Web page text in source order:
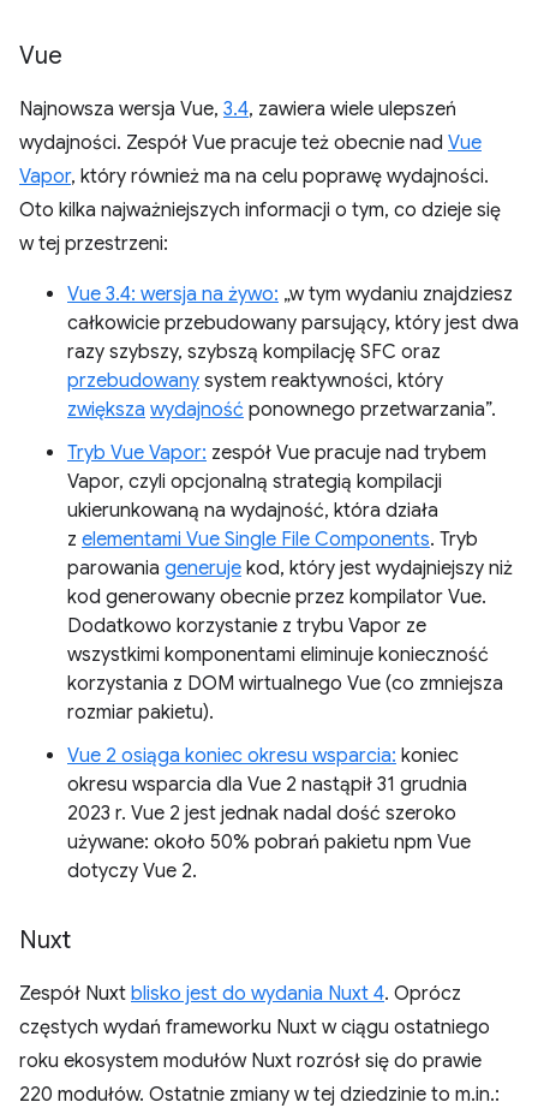
Vue
Najnowsza wersja Vue, 3.4, zawiera wiele ulepszeń
wydajności. Zespół Vue pracuje też obecnie nad Vue
Vapor, który również ma na celu poprawę wydajności.
Oto kilka najważniejszych informacji o tym, co dzieje się
w tej przestrzeni:
Vue 3.4: wersja na żywo: „w tym wydaniu znajdziesz
całkowicie przebudowany parsujący, który jest dwa
razy szybszy, szybszą kompilację SFC oraz
przebudowany system reaktywności, który
zwiększa wydajność ponownego przetwarzania”.
Tryb Vue Vapor: zespół Vue pracuje nad trybem
Vapor, czyli opcjonalną strategią kompilacji
ukierunkowaną na wydajność, która działa
z elementami Vue Single File Components. Tryb
parowania generuje kod, który jest wydajniejszy niż
kod generowany obecnie przez kompilator Vue.
Dodatkowo korzystanie z trybu Vapor ze
wszystkimi komponentami eliminuje konieczność
korzystania z DOM wirtualnego Vue (co zmniejsza
rozmiar pakietu).
Vue 2 osiąga koniec okresu wsparcia: koniec
okresu wsparcia dla Vue 2 nastąpił 31 grudnia
2023 r. Vue 2 jest jednak nadal dość szeroko
używane: około 50% pobrań pakietu npm Vue
dotyczy Vue 2.
Nuxt
Zespół Nuxt blisko jest do wydania Nuxt 4. Oprócz
częstych wydań frameworku Nuxt w ciągu ostatniego
roku ekosystem modułów Nuxt rozrósł się do prawie
220 modułów. Ostatnie zmiany w tej dziedzinie to m.in.: